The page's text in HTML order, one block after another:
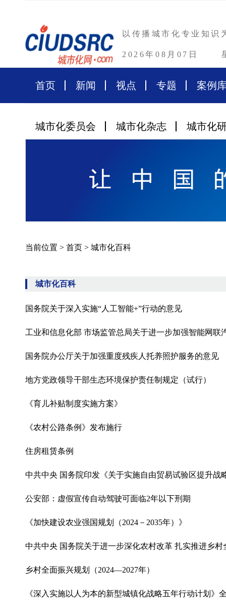
以传播城市化专业知识
2026年08月07日
首页 新闻 视点 专题 案例
城市化委员会 城市化杂志 城市化
当前位置 > 首页 > 城市化百科
城市化百科
国务院关于深入实施“人工智能+”行动的意见
工业和信息化部 市场监管总局关于进一步加强智能网联
国务院办公厅关于加强重度残疾人托养照护服务的意见
地方党政领导干部生态环境保护责任制规定（试行）
《育儿补贴制度实施方案》
《农村公路条例》发布施行
住房租赁条例
中共中央 国务院印发《关于实施自由贸易试验区提升战
公安部：虚假宣传自动驾驶可面临2年以下刑期
《加快建设农业强国规划（2024－2035年）》
中共中央 国务院关于进一步深化农村改革 扎实推进乡村
乡村全面振兴规划（2024—2027年）
《深入实施以人为本的新型城镇化战略五年行动计划》